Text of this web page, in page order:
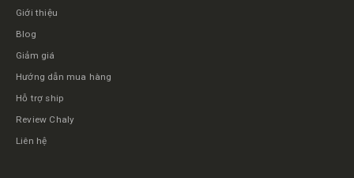
Giới thiệu
Blog
Giảm giá
Hướng dẫn mua hàng
Hỗ trợ ship
Review Chaly
Liên hệ